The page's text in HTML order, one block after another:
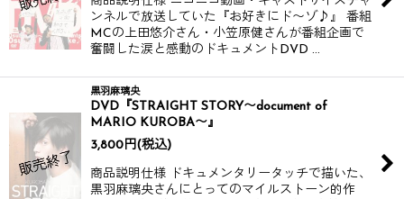
ンネルで放送していた『お好きにド〜ゾ♪』 番組
MCの上田悠介さん・小笠原健さんが番組企画で
奮闘した涙と感動のドキュメントDVD …
黒羽麻璃央
DVD『STRAIGHT STORY〜document of
MARIO KUROBA〜』
3,800 円(税込)
商品説明仕様 ドキュメンタリータッチで描いた、
黒羽麻璃央さんにとってのマイルストーン的作